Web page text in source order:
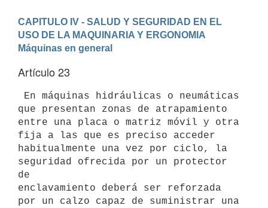
CAPITULO IV - SALUD Y SEGURIDAD EN EL
USO DE LA MAQUINARIA Y ERGONOMIA
Máquinas en general
Artículo 23
que presentan zonas de atrapamiento
entre una placa o matriz móvil y otra
fija a las que es preciso acceder
habitualmente una vez por ciclo, la
seguridad ofrecida por un protector
de
enclavamiento deberá ser reforzada
por un calzo capaz de suministrar una